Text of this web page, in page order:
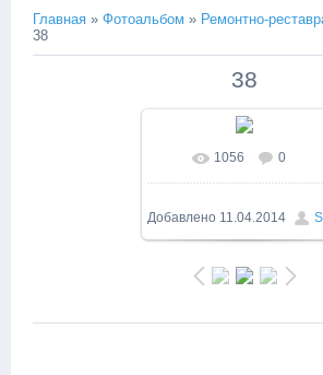
Главная » Фотоальбом » Ремонтно-
38
38
В реальном размере
1600x1200/ 324.3Kb
1056 0
Добавлено 11.04.2014